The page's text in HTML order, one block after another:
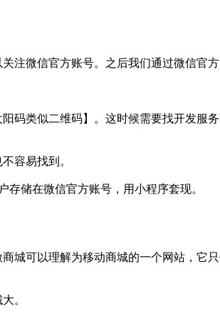
微信官方账号。之后我们通过微信官
类似二维码】。这时候需要找开发服
容易找到。
储在微信官方账号，用小程序套现。
可以理解为移动商城的一个网站，它
。